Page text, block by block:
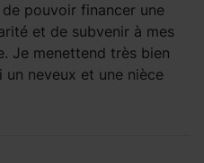
pouvoir financer une
et de subvenir à mes
Je menettend très bien
un neveux et une nièce